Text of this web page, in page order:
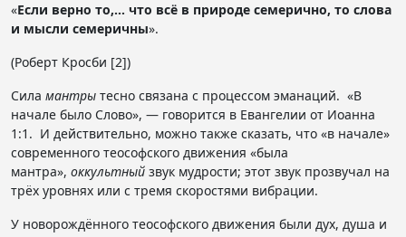
«Если верно то,… что всё в природе семерично, то слова
и мысли семеричны».
(Роберт Кросби [2])
Сила мантры тесно связана с процессом эманаций. «В
начале было Слово», — говорится в Евангелии от Иоанна
1:1. И действительно, можно также сказать, что «в начале»
современного теософского движения «была
мантра», оккультный звук мудрости; этот звук прозвучал на
трёх уровнях или с тремя скоростями вибрации.
У новорождённого теософского движения были дух, душа и